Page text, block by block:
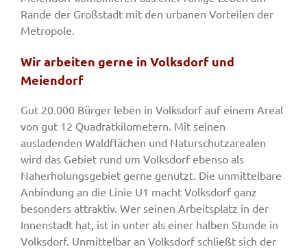
Rande der Großstadt mit den urbanen Vorteilen der
Metropole.
Wir arbeiten gerne in Volksdorf und
Meiendorf
Gut 20.000 Bürger leben in Volksdorf auf einem Areal
von gut 12 Quadratkilometern. Mit seinen
ausladenden Waldflächen und Naturschutzarealen
wird das Gebiet rund um Volksdorf ebenso als
Naherholungsgebiet gerne genutzt. Die unmittelbare
Anbindung an die Linie U1 macht Volksdorf ganz
besonders attraktiv. Wer seinen Arbeitsplatz in der
Innenstadt hat, ist in unter als einer halben Stunde in
Volksdorf. Unmittelbar an Volksdorf schließt sich der